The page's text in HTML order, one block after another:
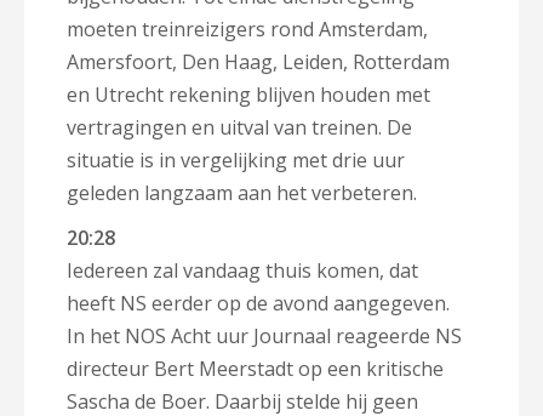
moeten treinreizigers rond Amsterdam,
Amersfoort, Den Haag, Leiden, Rotterdam
en Utrecht rekening blijven houden met
vertragingen en uitval van treinen. De
situatie is in vergelijking met drie uur
geleden langzaam aan het verbeteren.
20:28
Iedereen zal vandaag thuis komen, dat
heeft NS eerder op de avond aangegeven.
In het NOS Acht uur Journaal reageerde NS
directeur Bert Meerstadt op een kritische
Sascha de Boer. Daarbij stelde hij geen